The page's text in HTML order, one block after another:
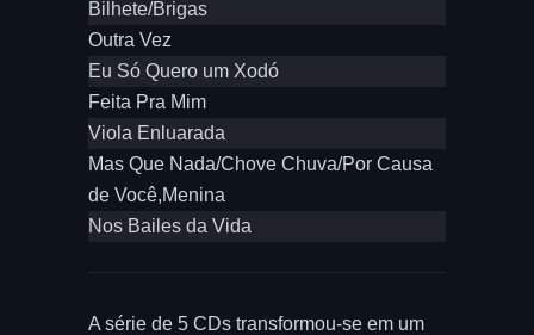
Bilhete/Brigas
Outra Vez
Eu Só Quero um Xodó
Feita Pra Mim
Viola Enluarada
Mas Que Nada/Chove Chuva/Por Causa
de Você,Menina
Nos Bailes da Vida
A série de 5 CDs transformou-se em um